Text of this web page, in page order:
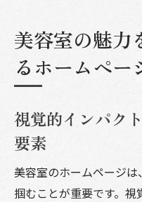
を意識する
写真と動画が
ブランドアイ
お客様の心を掴む
スの構築法
SEO最適化で
向上
美容室の魅力
るホームペー
視覚的インパク
要素
美容室のホームページ
掴むことが重要です。